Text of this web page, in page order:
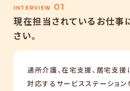
INTERVIEW 01
現在担当されているお仕事
さい。
通所介護、在宅支援、居宅支援
対応するサービスステーショ